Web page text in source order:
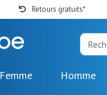
Retours gratuits*
Femme Homme